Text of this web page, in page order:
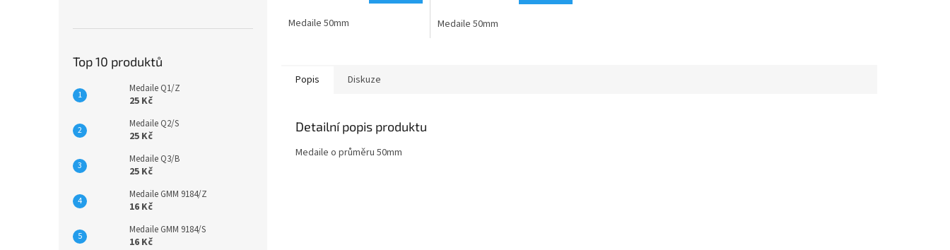
Top 10 produktů
Medaile Q1/Z
25 Kč
Medaile Q2/S
25 Kč
Medaile Q3/B
25 Kč
Medaile GMM 9184/Z
16 Kč
Medaile GMM 9184/S
16 Kč
Medaile 50mm Medaile 50mm
Popis Diskuze
Detailní popis produktu
Medaile o průměru 50mm